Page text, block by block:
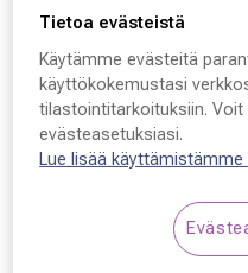
Carolina Herrera
0252, QHO 53 -
139,50 €
Hinta alennettu
279,00 €
Tietoa evästeistä
Käytämme evästeitä
käyttökokemustasi
tilastointitarkoituksiin.
evästeasetuksiasi.
Lue lisää